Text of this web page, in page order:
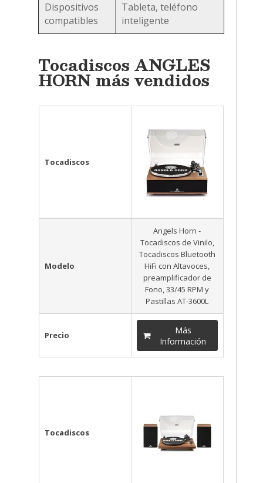
Dispositivos
compatibles
Tableta, teléfono
inteligente
Tocadiscos ANGLES
HORN más vendidos
Tocadiscos
Modelo
Angels Horn -
Tocadiscos de Vinilo,
Tocadiscos Bluetooth
HiFi con Altavoces,
preamplificador de
Fono, 33/45 RPM y
Pastillas AT-3600L
Precio
Más
Información
Tocadiscos